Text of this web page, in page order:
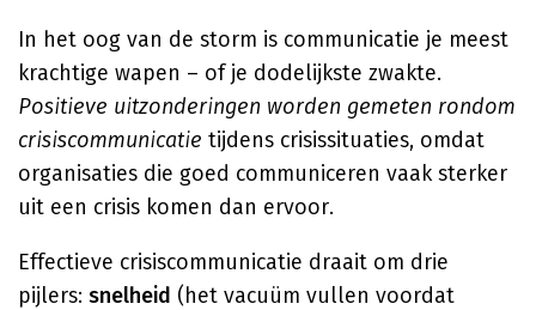
In het oog van de storm is communicatie je meest
krachtige wapen – of je dodelijkste zwakte.
Positieve uitzonderingen worden gemeten rondom
crisiscommunicatie tijdens crisissituaties, omdat
organisaties die goed communiceren vaak sterker
uit een crisis komen dan ervoor.
Effectieve crisiscommunicatie draait om drie
pijlers: snelheid (het vacuüm vullen voordat